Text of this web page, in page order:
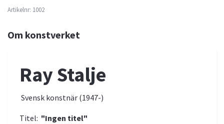
Artikelnr: 1002
Om konstverket
Ray Stalje
Svensk konstnär (1947-)
Titel: "Ingen titel"